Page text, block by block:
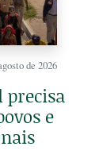
de 2026
precisa
e